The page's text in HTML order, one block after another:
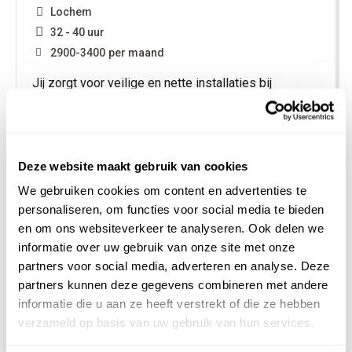
Deze website maakt gebruik van cookies
We gebruiken cookies om content en advertenties te
personaliseren, om functies voor social media te bieden
en om ons websiteverkeer te analyseren. Ook delen we
informatie over uw gebruik van onze site met onze
partners voor social media, adverteren en analyse. Deze
partners kunnen deze gegevens combineren met andere
informatie die u aan ze heeft verstrekt of die ze hebben
verzameld op basis van uw gebruik van hun services.
Lochem
32 - 40 uur
2900-3400 per maand
Jij zorgt voor veilige en nette installaties bij
particulieren en kleinschalige nieuwbouw, van
montage tot oplevering. Op locatie werk je aan
zonnepanelen.
Bekijk vacature
Bewaren
Junior verpakker
Neede